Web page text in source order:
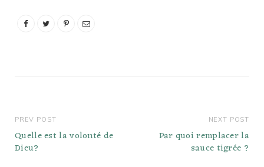
PREV POST
Quelle est la volonté de
Dieu?
NEXT POST
Par quoi remplacer la
sauce tigrée ?